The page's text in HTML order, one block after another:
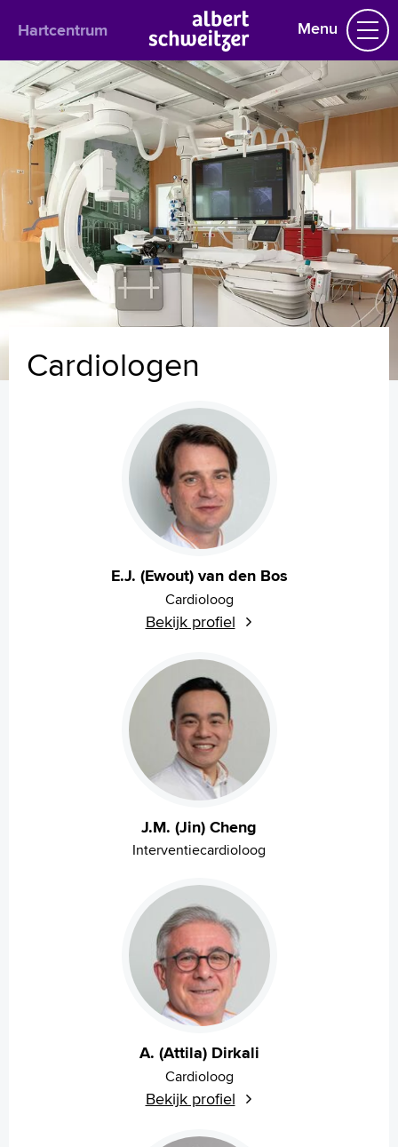
Hartcentrum Menu
Hartcentrum
Praktische informatie
Het behandelteam
Aandoeningen en behandeling
Onderzoeken
Werking van het hart
Cardiologie
Download onze app
Stoppen met roken
Uw dossier inzien?
Wachttijden
Handige links
Homepage
Praktische informatie
Specialismen
Werken en leren
Medewerkers
Contact
MijnASz
Verwijzers
Wetenschappelijk onderzoek
Tekstgrootte A
Voorleesfunctie
Language
Zoeken
Cardiologen
E.J. (Ewout) van den Bos
Cardioloog
Bekijk profiel
J.M. (Jin) Cheng
Interventiecardioloog
A. (Attila) Dirkali
Cardioloog
Bekijk profiel